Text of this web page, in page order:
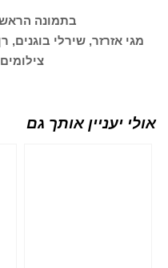
בתמונה
מגי אזרזר, שירלי
אולי יעניין אותך גם